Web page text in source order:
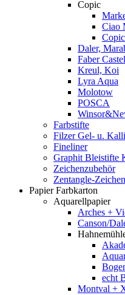
Copic
Ciao
Daler,
Faber
Kreul, Koi
Lyra Aqua
Molotow
POSCA
Farbstifte
Filzer Gel- u.
Fineliner
Graphit Bleistifte
Zeichenzubehör
Zentangle-
Papier Farbkarton
Aquarellpapier
Arches +
Canson/
echt
Montval +